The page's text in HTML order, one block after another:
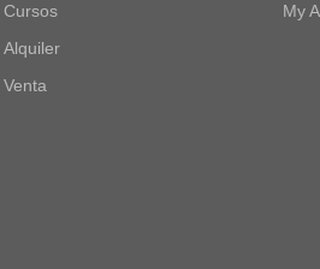
Cursos
Alquiler
Venta
My